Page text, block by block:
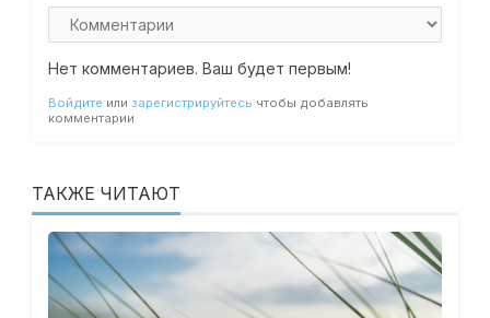
Нет комментариев. Ваш будет первым!
Войдите или зарегистрируйтесь чтобы добавлять
комментарии
ТАКЖЕ ЧИТАЮТ